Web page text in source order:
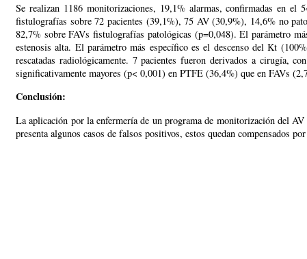
Se realizan 1186 monitorizaciones, 19,1% alarmas, confirmadas en
fistulografías sobre 72 pacientes (39,1%), 75 AV (30,9%), 14,6% no
82,7% sobre FAVs fistulografías patológicas (p=0,048). El parámetro
estenosis alta. El parámetro más específico es el descenso del Kt
rescatadas radiológicamente. 7 pacientes fueron derivados a cirugía,
significativamente mayores (p< 0,001) en PTFE (36,4%) que en FAVs
Conclusión:
La aplicación por la enfermería de un programa de monitorización del
presenta algunos casos de falsos positivos, estos quedan compensados